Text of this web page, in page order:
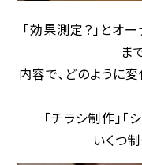
「効果測定？」とオ
ま
内容で、どのように
「チラシ制作」「
いくつ